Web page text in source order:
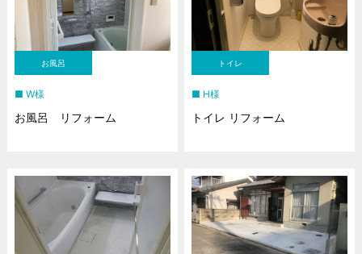
お風呂
W様
お風呂 リフォーム
トイレ
H様
トイレ リフォーム